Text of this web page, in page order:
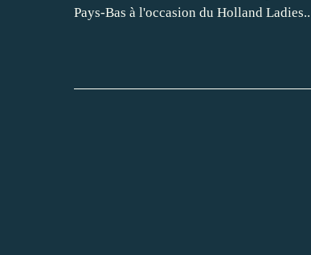
Pays-Bas à l'occasion du Holland